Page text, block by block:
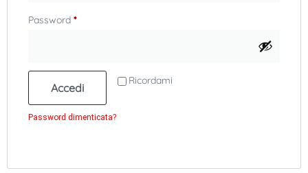
Password *
Ricordami
Accedi
Password dimenticata?